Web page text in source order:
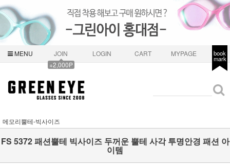
MENU
JOIN
+2,000P
LOGIN CART MYPAGE book
mark
메모리뿔테-빅사이즈
FS 5372 패션뿔테 빅사이즈 두꺼운 뿔테 사각 투명안경 패션 아
이템